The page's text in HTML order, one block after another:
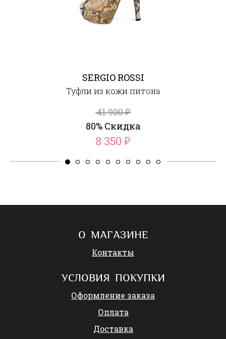
SERGIO ROSSI
Туфли из кожи питона
41 900₽
80% Скидка
8 350 ₽
О МАГАЗИНЕ
Контакты
УСЛОВИЯ ПОКУПКИ
Оформление заказа
Оплата
Доставка